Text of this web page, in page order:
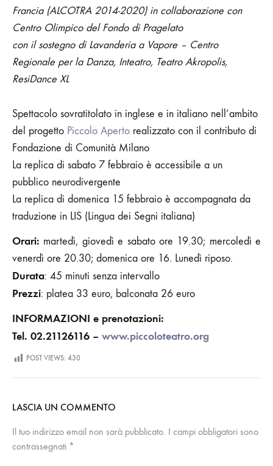
Francia (ALCOTRA 2014-2020) in collaborazione con
Centro Olimpico del Fondo di Pragelato
con il sostegno di Lavanderia a Vapore – Centro
Regionale per la Danza, Inteatro, Teatro Akropolis,
ResiDance XL
Spettacolo sovratitolato in inglese e in italiano nell’ambito
del progetto Piccolo Aperto realizzato con il contributo di
Fondazione di Comunità Milano
La replica di sabato 7 febbraio è accessibile a un
pubblico neurodivergente
La replica di domenica 15 febbraio è accompagnata da
traduzione in LIS (Lingua dei Segni italiana)
Orari: martedì, giovedì e sabato ore 19.30; mercoledì e
venerdì ore 20.30; domenica ore 16. Lunedì riposo.
Durata: 45 minuti senza intervallo
Prezzi: platea 33 euro, balconata 26 euro
INFORMAZIONI e prenotazioni:
Tel. 02.21126116 – www.piccoloteatro.org
POST VIEWS: 430
LASCIA UN COMMENTO
Il tuo indirizzo email non sarà pubblicato. I campi obbligatori sono
contrassegnati *